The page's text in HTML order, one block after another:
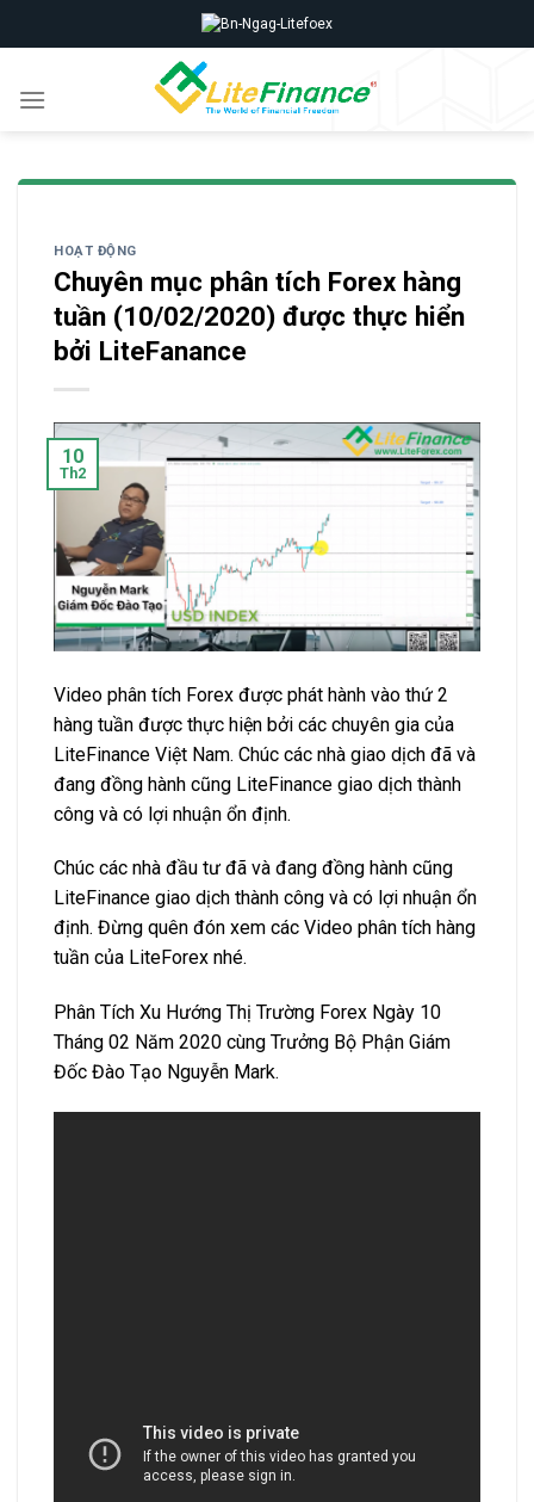
to
HOẠT ĐỘNG
Chuyên mục phân tích Forex hàng
tuần (10/02/2020) được thực hiển
bởi LiteFanance
10
Th2
Video phân tích Forex được phát hành vào thứ 2
hàng tuần được thực hiện bởi các chuyên gia của
LiteFinance Việt Nam. Chúc các nhà giao dịch đã và
đang đồng hành cũng LiteFinance giao dịch thành
công và có lợi nhuận ổn định.
Chúc các nhà đầu tư đã và đang đồng hành cũng
LiteFinance giao dịch thành công và có lợi nhuận ổn
định. Đừng quên đón xem các Video phân tích hàng
tuần của LiteForex nhé.
Phân Tích Xu Hướng Thị Trường Forex Ngày 10
Tháng 02 Năm 2020 cùng Trưởng Bộ Phận Giám
Đốc Đào Tạo Nguyễn Mark.